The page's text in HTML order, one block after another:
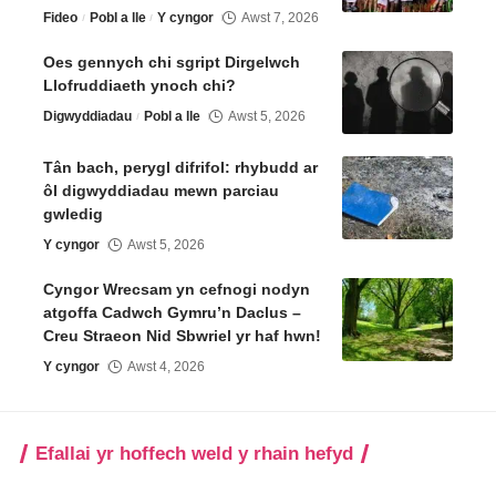
Fideo Pobl a lle Y cyngor Awst 7, 2026
Oes gennych chi sgript Dirgelwch
Llofruddiaeth ynoch chi?
Digwyddiadau Pobl a lle Awst 5, 2026
Tân bach, perygl difrifol: rhybudd ar
ôl digwyddiadau mewn parciau
gwledig
Y cyngor Awst 5, 2026
Cyngor Wrecsam yn cefnogi nodyn
atgoffa Cadwch Gymru’n Daclus –
Creu Straeon Nid Sbwriel yr haf hwn!
Y cyngor Awst 4, 2026
Efallai yr hoffech weld y rhain hefyd